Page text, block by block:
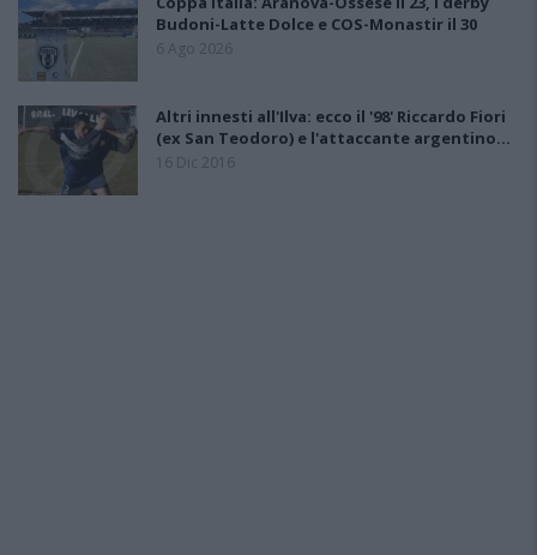
Budoni-Latte Dolce e COS-Monastir il 30
6 Ago 2026
Altri innesti all'Ilva: ecco il '98' Riccardo Fiori
(ex San Teodoro) e l'attaccante argentino…
16 Dic 2016